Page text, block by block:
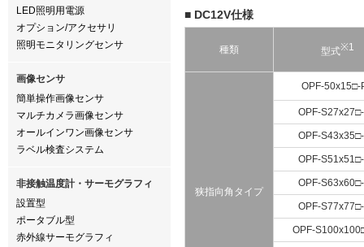
LED照明用電源
オプション/アクセサリ
照明モニタリングセンサ
画像センサ
簡単操作画像センサ
マルチカメラ画像センサ
オールインワン画像センサ
ラベル検査システム
非接触温度計・サーモグラフィ
設置型
ポータブル型
赤外線サーモグラフィ
■ DC12V仕様
種類 型式※1
狭指向角タイプ
OPF-50x15□-
OPF-
OPF-
OPF-
OPF-
OPF-
OPF-